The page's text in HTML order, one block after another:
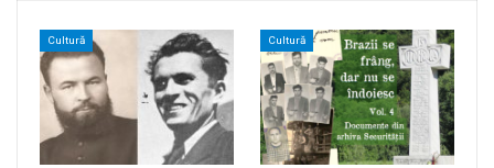
Cultură Cultură